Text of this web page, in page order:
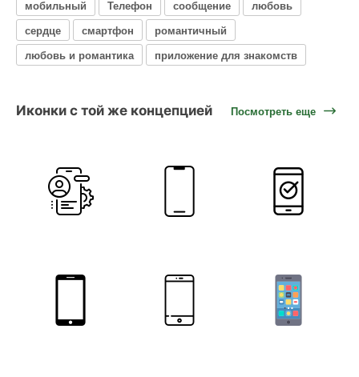
мобильный Телефон сообщение
любовь
сердце
смартфон
романтичный
любовь и романтика
приложение для знакомств
Иконки с той же концепцией Посмотреть еще